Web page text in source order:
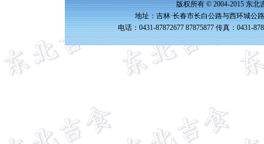
版权所有 © 2004-2015 东北
地址：吉林·长春市长白公路与西环城公
电话：0431-87872677 87875877 传真：0431-